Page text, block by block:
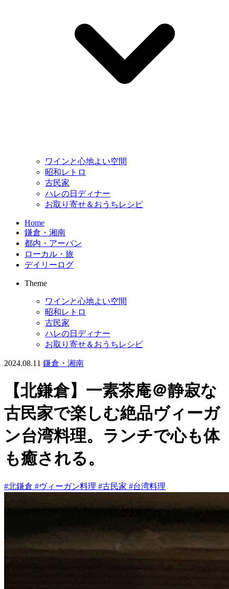
ワインと心地よい空間
昭和レトロ
古民家
ハレの日ディナー
お取り寄せ＆おうちレシピ
Home
鎌倉・湘南
都内・アーバン
ローカル・旅
デイリーログ
Theme
ワインと心地よい空間
昭和レトロ
古民家
ハレの日ディナー
お取り寄せ＆おうちレシピ
2024.08.11 鎌倉・湘南
【北鎌倉】一素茶庵＠静寂な
古民家で楽しむ絶品ヴィーガ
ン台湾料理。ランチで心も体
も癒される。
#北鎌倉 #ヴィーガン料理 #古民家 #台湾料理